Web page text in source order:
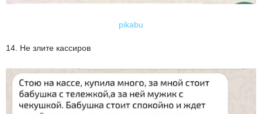
pikabu
14. Не злите кассиров